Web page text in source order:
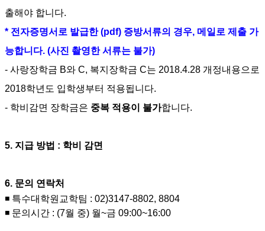
출해야 합니다.
* 전자증명서로 발급한 (pdf) 증방서류의 경우, 메일로 제출 가
능합니다. (사진 촬영한 서류는 불가)
- 사랑장학금 B와 C, 복지장학금 C는 2018.4.28 개정내용으로
2018학년도 입학생부터 적용됩니다.
- 학비감면 장학금은 중복 적용이 불가합니다.
5. 지급 방법 : 학비 감면
6. 문의 연락처
◾ 특수대학원교학팀 : 02)3147-8802, 8804
◾ 문의시간 : (7월 중) 월~금 09:00~16:00